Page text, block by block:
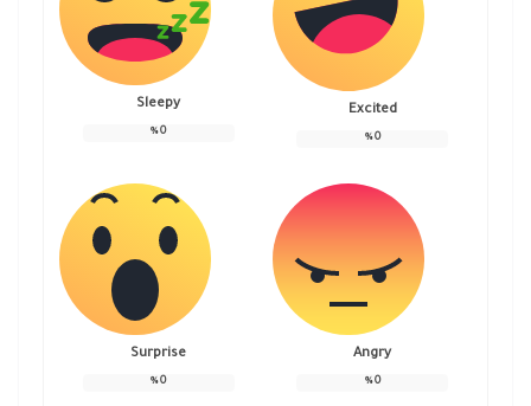
Excited
0
%
Sleepy
0
%
Angry
0
%
Surprise
0
%